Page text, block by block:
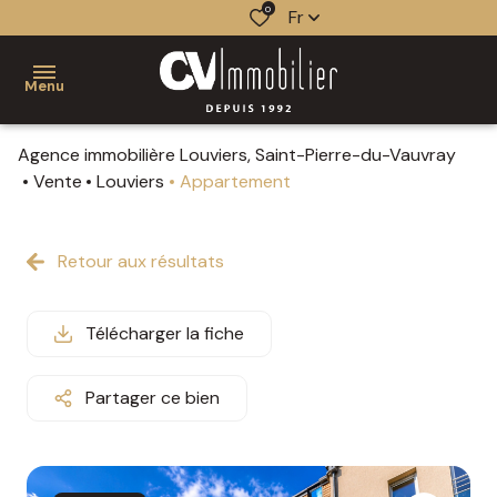
0 Fr
Menu
acheter
vendre
d'une
en
gérer
services
gérés
mandat
sommes-
équipe
actualités
contact
Agence immobilière Louviers, Saint-Pierre-du-Vauvray
Vente
Louviers Appartement
Retour aux résultats
Télécharger la fiche
Partager ce bien